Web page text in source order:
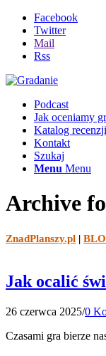
Facebook
Twitter
Mail
Rss
Podcast
Jak oceniamy
Katalog recenzji
Kontakt
Szukaj
Menu Menu
Archive
ZnadPlanszy.pl |
Jak ocalić
26 czerwca 2025/0
Czasami gra bierze